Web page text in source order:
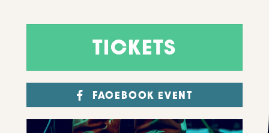
TICKETS
FACEBOOK EVENT